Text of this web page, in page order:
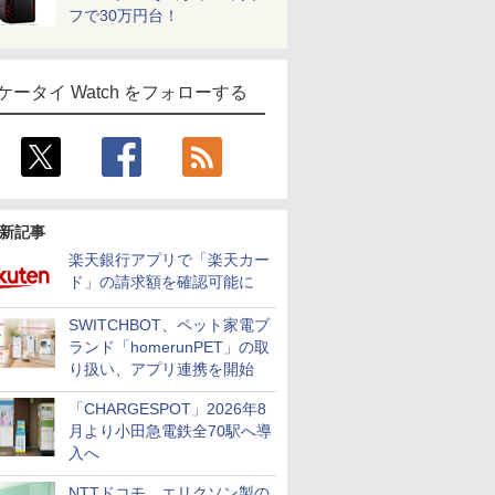
フで30万円台！
ータイ Watch をフォローする
記事
楽天銀行アプリで「楽天カー
ド」の請求額を確認可能に
SWITCHBOT、ペット家電ブ
ランド「homerunPET」の取
り扱い、アプリ連携を開始
「CHARGESPOT」2026年8
月より小田急電鉄全70駅へ導
入へ